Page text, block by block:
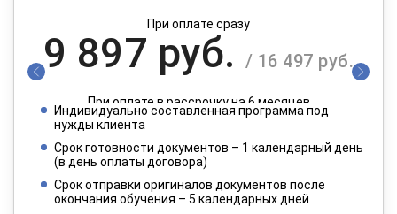
При оплате сразу
9 897 руб. / 16 497 руб.
При оплате в рассрочку на 6 месяцев
4 949 руб. / 8 249 руб.
При оплате в рассрочку на 12 месяцев
Индивидуально составленная программа под
нужды клиента
Срок готовности документов – 1 календарный день
(в день оплаты договора)
Срок отправки оригиналов документов после
окончания обучения – 5 календарных дней